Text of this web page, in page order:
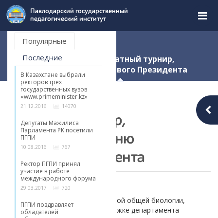
Перейти
содержимому
страницы.
Павлодарский государственный
педагогический институт
Главная
Новости
В ПГПИ прошел дебатный турнир,
посвященный Дню Первого Президента
В ПГПИ прошел
дебатный турнир,
посвященный Дню
Первого Президента
07.12.2017
Организован был турнир кафедрой общей биологии,
клубом «Ақиқат» ПГПИ при поддержке департамента
Новости
Популярные
Последние
В Казахстане выбрали
ректоров трех
государственных вузов
«www.primeminister.kz»
21.12.2016 14070
Депутаты Мажилиса
Парламента РК посетили
ПГПИ
10.08.2016 767
Ректор ПГПИ принял
участие в работе
международного форума
29.03.2017 720
ПГПИ поздравляет
обладателей